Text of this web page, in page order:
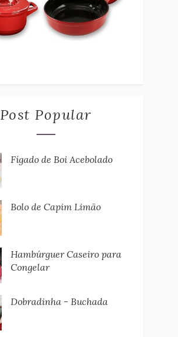
Post Popular
Fígado de Boi Acebolado
Bolo de Capim Limão
Hambúrguer Caseiro para
Congelar
Dobradinha - Buchada